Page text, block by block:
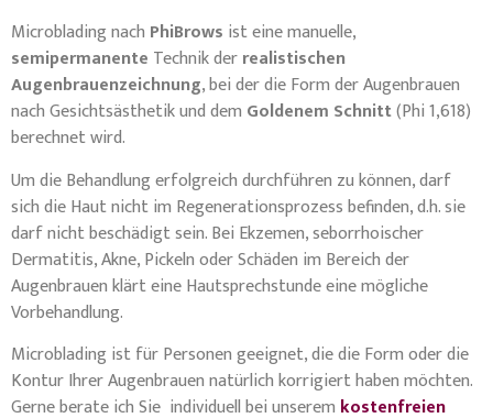
Microblading nach PhiBrows ist eine manuelle,
semipermanente Technik derrealistischen
Augenbrauenzeichnung, bei der die Form der Augenbrauen
nach Gesichtsästhetik und dem Goldenem Schnitt(Phi 1,618)
berechnet wird.
Um die Behandlung erfolgreich durchführen zu können, darf
sich die Haut nicht im Regenerationsprozess befinden, d.h. sie
darf nicht beschädigt sein. Bei Ekzemen, seborrhoischer
Dermatitis, Akne, Pickeln oder Schäden im Bereich der
Augenbrauen klärt eine Hautsprechstunde eine mögliche
Vorbehandlung.
Microblading ist für Personen geeignet, die die Form oder die
Kontur Ihrer Augenbrauen natürlich korrigiert haben möchten.
Gerne berate ich Sie individuell bei unserem kostenfreien